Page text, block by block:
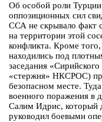
Об особой роли Турции
оппозиционных сил
ССА не скрывало факт
на территории этой
конфликта. Кроме
находились под
заседания
«стержня» НКСРОС)
безопасном месте.
военного поражения в
Салим Идрис, который
руководил боевыми